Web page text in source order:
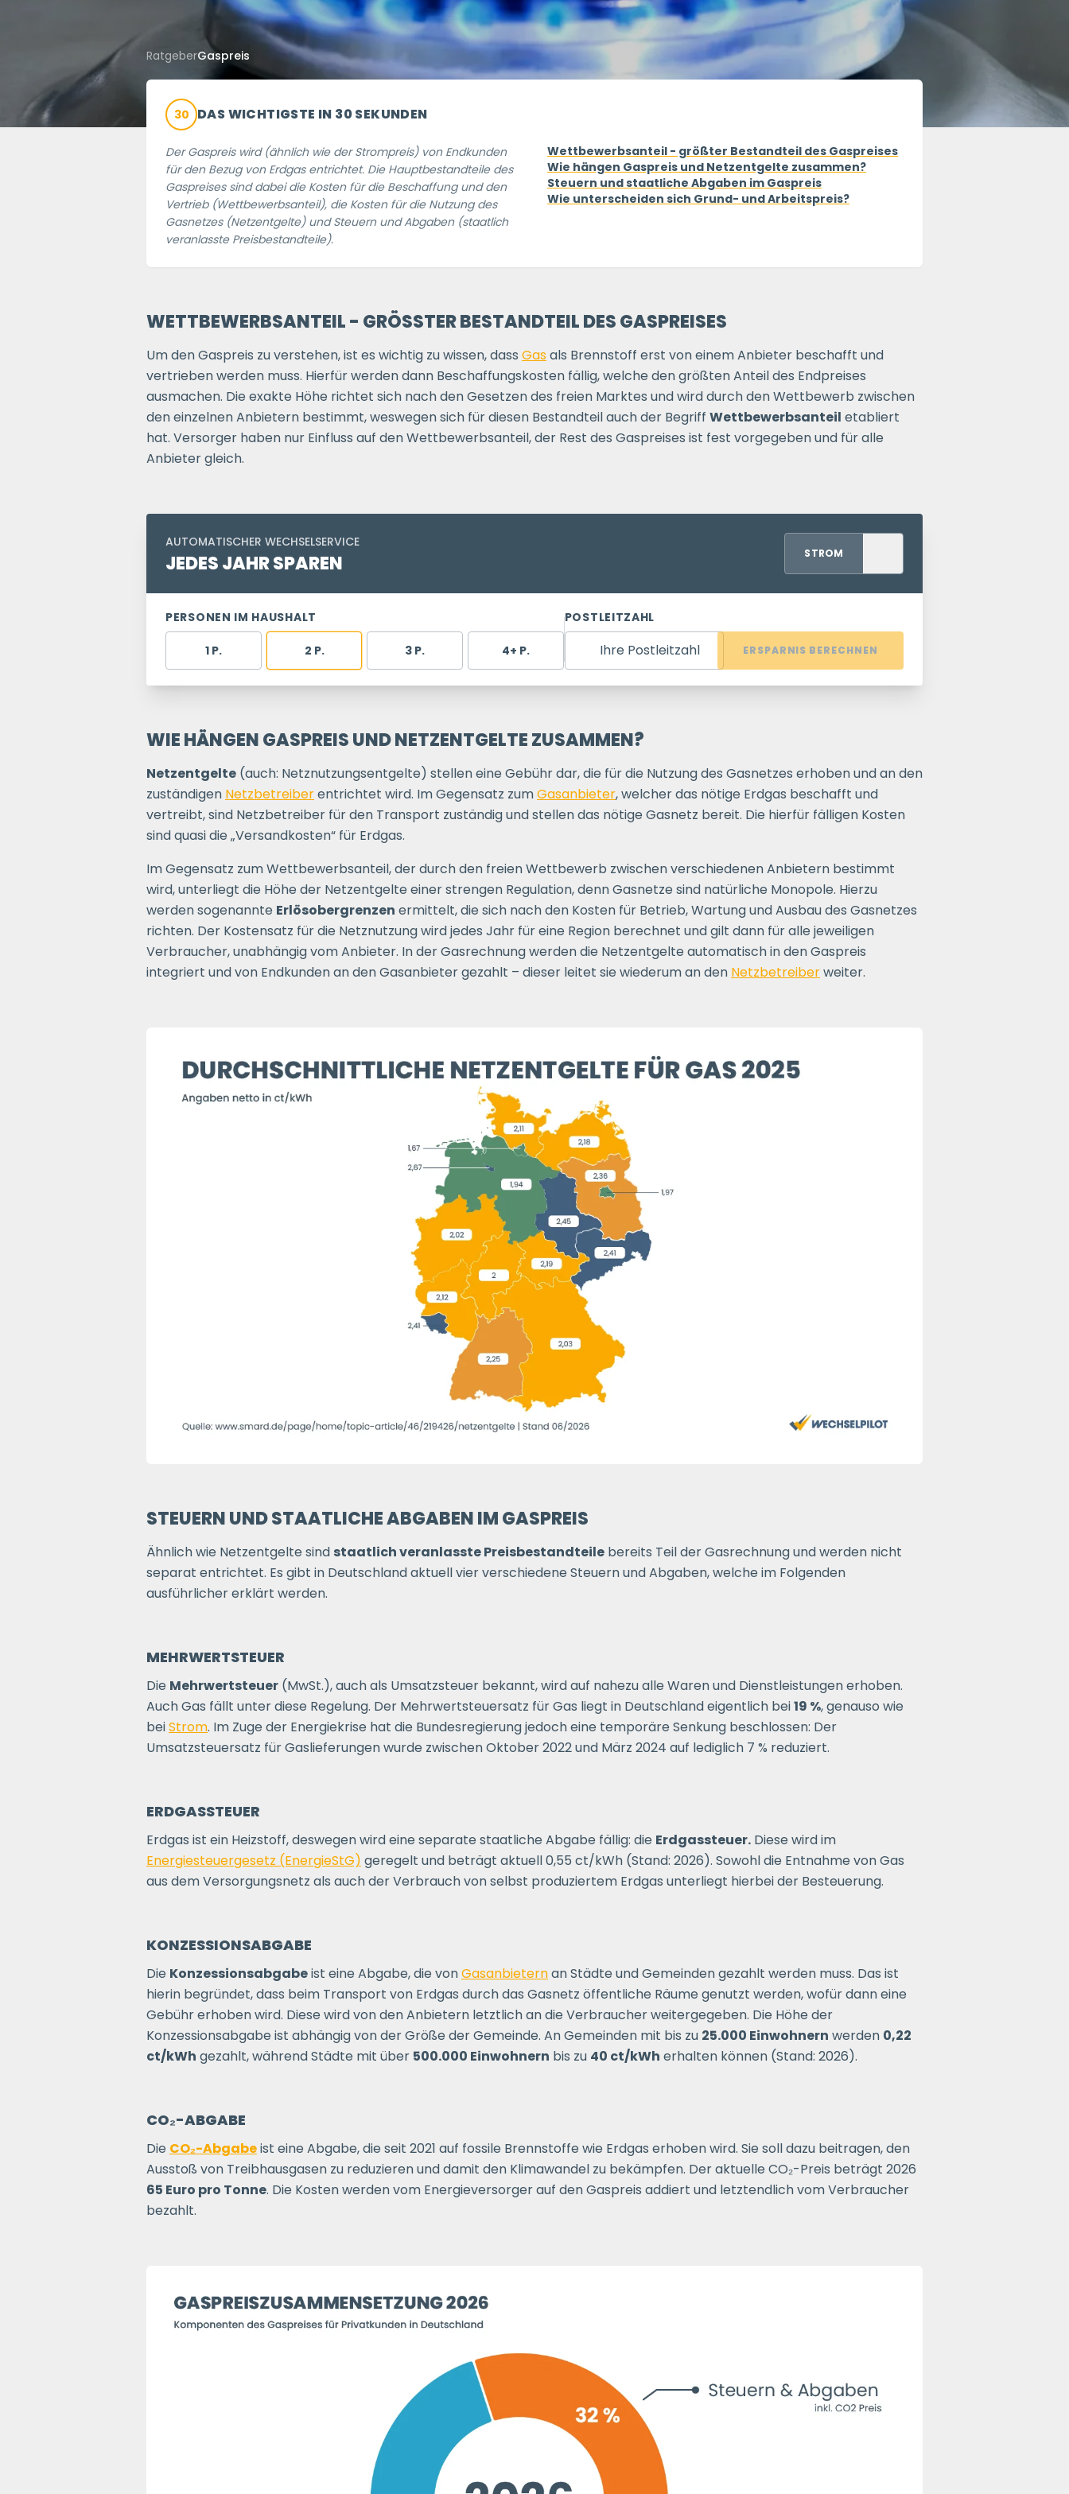
RatgeberGaspreis
30 DAS WICHTIGSTE IN 30 SEKUNDEN
Der Gaspreis wird (ähnlich wie der Strompreis) von Endkunden
für den Bezug von Erdgas entrichtet. Die Hauptbestandteile des
Gaspreises sind dabei die Kosten für die Beschaffung und den
Vertrieb (Wettbewerbsanteil), die Kosten für die Nutzung des
Gasnetzes (Netzentgelte) und Steuern und Abgaben (staatlich
veranlasste Preisbestandteile).
Wettbewerbsanteil - größter Bestandteil des Gaspreises
Wie hängen Gaspreis und Netzentgelte zusammen?
Steuern und staatliche Abgaben im Gaspreis
Wie unterscheiden sich Grund- und Arbeitspreis?
WETTBEWERBSANTEIL - GRÖSSTER BESTANDTEIL DES GASPREISES
Um den Gaspreis zu verstehen, ist es wichtig zu wissen, dass Gasals Brennstoff erst von einem Anbieter beschafft und
vertrieben werden muss. Hierfür werden dann Beschaffungskosten fällig, welche den größten Anteil des Endpreises
ausmachen. Die exakte Höhe richtet sich nach den Gesetzen des freien Marktes und wird durch den Wettbewerb zwischen
den einzelnen Anbietern bestimmt, weswegen sich für diesen Bestandteil auch der Begriff Wettbewerbsanteil etabliert
hat. Versorger haben nur Einfluss auf den Wettbewerbsanteil, der Rest des Gaspreises ist fest vorgegeben und für alle
Anbieter gleich.
AUTOMATISCHER WECHSELSERVICE
JEDES JAHR SPAREN STROM
PERSONEN IM HAUSHALT
1 P. 2 P. 3 P. 4+ P.
POSTLEITZAHL
Ihre Postleitzahl ERSPARNIS BERECHNEN
WIE HÄNGEN GASPREIS UND NETZENTGELTE ZUSAMMEN?
Netzentgelte (auch: Netznutzungsentgelte) stellen eine Gebühr dar, die für die Nutzung des Gasnetzes erhoben und an den
zuständigen Netzbetreiberentrichtet wird. Im Gegensatz zumGasanbieter, welcher das nötige Erdgas beschafft und
vertreibt, sind Netzbetreiber für den Transport zuständig und stellen das nötige Gasnetz bereit. Die hierfür fälligen Kosten
sind quasi die „Versandkosten“ für Erdgas.
Im Gegensatz zum Wettbewerbsanteil, der durch den freien Wettbewerb zwischen verschiedenen Anbietern bestimmt
wird, unterliegt die Höhe der Netzentgelte einer strengen Regulation, denn Gasnetze sind natürliche Monopole. Hierzu
werden sogenannte Erlösobergrenzen ermittelt, die sich nach den Kosten für Betrieb, Wartung und Ausbau des Gasnetzes
richten. Der Kostensatz für die Netznutzung wird jedes Jahr für eine Region berechnet und gilt dann für alle jeweiligen
Verbraucher, unabhängig vom Anbieter. In der Gasrechnung werden die Netzentgelte automatisch in den Gaspreis
integriert und von Endkunden an den Gasanbieter gezahlt – dieser leitet sie wiederum an den Netzbetreiberweiter.
STEUERN UND STAATLICHE ABGABEN IM GASPREIS
Ähnlich wie Netzentgelte sind staatlich veranlasste Preisbestandteile bereits Teil der Gasrechnung und werden nicht
separat entrichtet. Es gibt in Deutschland aktuell vier verschiedene Steuern und Abgaben, welche im Folgenden
ausführlicher erklärt werden.
MEHRWERTSTEUER
Die Mehrwertsteuer (MwSt.), auch als Umsatzsteuer bekannt, wird auf nahezu alle Waren und Dienstleistungen erhoben.
Auch Gas fällt unter diese Regelung. Der Mehrwertsteuersatz für Gas liegt in Deutschland eigentlich bei19 %, genauso wie
beiStrom. Im Zuge der Energiekrise hat die Bundesregierung jedoch eine temporäre Senkung beschlossen: Der
Umsatzsteuersatz für Gaslieferungen wurde zwischen Oktober 2022 und März 2024 auf lediglich 7 % reduziert.
ERDGASSTEUER
Erdgas ist ein Heizstoff, deswegen wird eine separate staatliche Abgabe fällig: die Erdgassteuer. Diese wird im
Energiesteuergesetz (EnergieStG) geregelt und beträgt aktuell 0,55 ct/kWh (Stand: 2026). Sowohl die Entnahme von Gas
aus dem Versorgungsnetz als auch der Verbrauch von selbst produziertem Erdgas unterliegt hierbei der Besteuerung.
KONZESSIONSABGABE
Die Konzessionsabgabeist eine Abgabe, die vonGasanbieternan Städte und Gemeinden gezahlt werden muss. Das ist
hierin begründet, dass beim Transport von Erdgas durch das Gasnetz öffentliche Räume genutzt werden, wofür dann eine
Gebühr erhoben wird. Diese wird von den Anbietern letztlich an die Verbraucher weitergegeben. Die Höhe der
Konzessionsabgabe ist abhängig von der Größe der Gemeinde. An Gemeinden mit bis zu 25.000 Einwohnern werden 0,22
ct/kWh gezahlt, während Städte mit über 500.000 Einwohnern bis zu 40 ct/kWh erhalten können (Stand: 2026).
CO₂-ABGABE
Die CO₂-Abgabeist eine Abgabe, die seit 2021 auf fossile Brennstoffe wie Erdgas erhoben wird. Sie soll dazu beitragen, den
Ausstoß von Treibhausgasen zu reduzieren und damit den Klimawandel zu bekämpfen. Der aktuelle CO₂-Preis beträgt 2026
65 Euro pro Tonne. Die Kosten werden vom Energieversorger auf den Gaspreis addiert und letztendlich vom Verbraucher
bezahlt.